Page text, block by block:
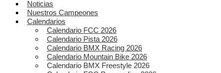
Noticias
Nuestros Campeones
Calendarios
Calendario FCC 2026
Calendario Pista 2026
Calendario BMX Racing 2026
Calendario Mountain Bike 2026
Calendario BMX Freestyle 2026